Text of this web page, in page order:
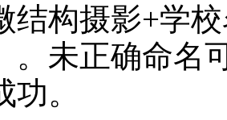
结构摄影+学
。未正确命
。